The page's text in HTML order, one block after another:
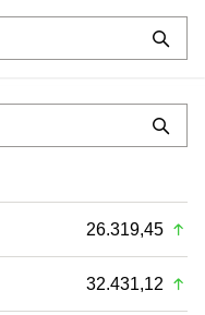
26.319,45
32.431,12